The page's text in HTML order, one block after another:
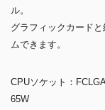
ル。
グラフィックカード
ムできます。
CPUソケット：
65W